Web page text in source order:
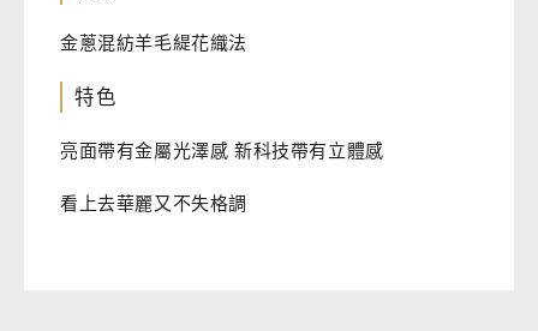
金蔥混紡羊毛緹花織法
特色
亮面帶有金屬光澤感 新科技帶有立體感
看上去華麗又不失格調